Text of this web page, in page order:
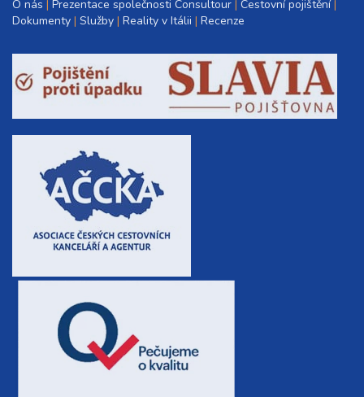
O nás Prezentace společnosti Consultour Cestovní pojištění
Dokumenty Služby Reality v Itálii Recenze